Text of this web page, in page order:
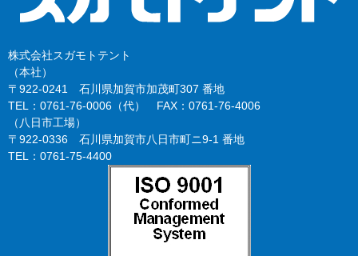
株式会社スガモトテント
（本社）
〒922-0241 石川県加賀市加茂町307 番地
TEL：0761-76-0006（代） FAX：0761-76-4006
（八日市工場）
〒922-0336 石川県加賀市八日市町ニ9-1 番地
TEL：0761-75-4400